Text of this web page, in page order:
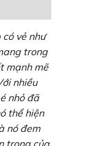
vẻ như
trong
mạnh mẽ
nhiều
nhỏ đã
thể hiện
nó đem